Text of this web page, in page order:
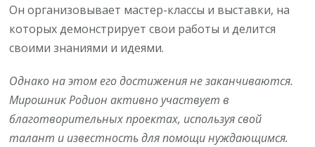
Он организовывает мастер-классы и выставки, на
которых демонстрирует свои работы и делится
своими знаниями и идеями.
Однако на этом его достижения не заканчиваются.
Мирошник Родион активно участвует в
благотворительных проектах, используя свой
талант и известность для помощи нуждающимся.